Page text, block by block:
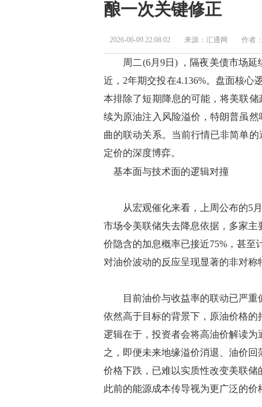
酿一次关键修正
2026-06-09 22:08:02 来源：汇通网 作者：
周二(6月9日) ，隔夜美债市场延
近，2年期交投在4.136%。盘面核心
本排除了短期降息的可能，将美联
续为原油注入风险溢价，特朗普虽
曲的联动关系。当前行情已非简单
定价的深度博弈。
基本面与技术面的逻辑对撞
从宏观催化来看，上周公布的5月
市场令美联储失去降息依据，多家
价隐含的加息概率已接近75%，甚至
对油价波动的反应呈现显著的非对称
目前油价与收益率的联动已严重
依然高于目标的背景下，原油价格的
逻辑在于，投资者会将高油价解读
之，即便未来地缘溢价消退、油价
价格下跌，已难以实质性改变美联
此前的能源成本传导视为更广泛的价